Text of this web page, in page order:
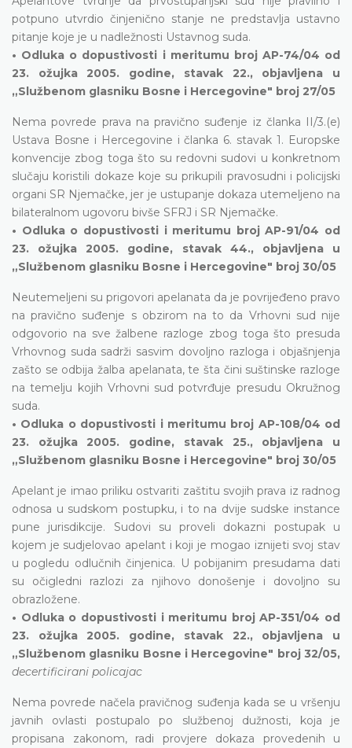
potpuno utvrdio činjenično stanje ne predstavlja ustavno
pitanje koje je u nadležnosti Ustavnog suda.
• Odluka o dopustivosti i meritumu broj AP-74/04 od
23. ožujka 2005. godine, stavak 22., objavljena u
„Službenom glasniku Bosne i Hercegovine" broj 27/05
Nema povrede prava na pravično suđenje iz članka II/3.(e)
Ustava Bosne i Hercegovine i članka 6. stavak 1. Europske
konvencije zbog toga što su redovni sudovi u konkretnom
slučaju koristili dokaze koje su prikupili pravosudni i policijski
organi SR Njemačke, jer je ustupanje dokaza utemeljeno na
bilateralnom ugovoru bivše SFRJ i SR Njemačke.
• Odluka o dopustivosti i meritumu broj AP-91/04 od
23. ožujka 2005. godine, stavak 44., objavljena u
„Službenom glasniku Bosne i Hercegovine" broj 30/05
Neutemeljeni su prigovori apelanata da je povrijeđeno pravo
na pravično suđenje s obzirom na to da Vrhovni sud nije
odgovorio na sve žalbene razloge zbog toga što presuda
Vrhovnog suda sadrži sasvim dovoljno razloga i objašnjenja
zašto se odbija žalba apelanata, te šta čini suštinske razloge
na temelju kojih Vrhovni sud potvrđuje presudu Okružnog
suda.
• Odluka o dopustivosti i meritumu broj AP-108/04 od
23. ožujka 2005. godine, stavak 25., objavljena u
„Službenom glasniku Bosne i Hercegovine" broj 30/05
Apelant je imao priliku ostvariti zaštitu svojih prava iz radnog
odnosa u sudskom postupku, i to na dvije sudske instance
pune jurisdikcije. Sudovi su proveli dokazni postupak u
kojem je sudjelovao apelant i koji je mogao iznijeti svoj stav
u pogledu odlučnih činjenica. U pobijanim presudama dati
su očigledni razlozi za njihovo donošenje i dovoljno su
obrazložene.
• Odluka o dopustivosti i meritumu broj AP-351/04 od
23. ožujka 2005. godine, stavak 22., objavljena u
„Službenom glasniku Bosne i Hercegovine" broj 32/05,
decertificirani policajac
Nema povrede načela pravičnog suđenja kada se u vršenju
javnih ovlasti postupalo po službenoj dužnosti, koja je
propisana zakonom, radi provjere dokaza provedenih u